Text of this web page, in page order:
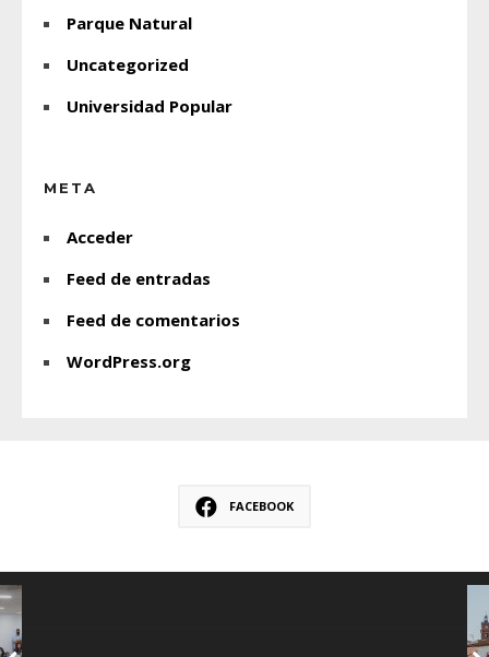
Parque Natural
Uncategorized
Universidad Popular
META
Acceder
Feed de entradas
Feed de comentarios
WordPress.org
FACEBOOK